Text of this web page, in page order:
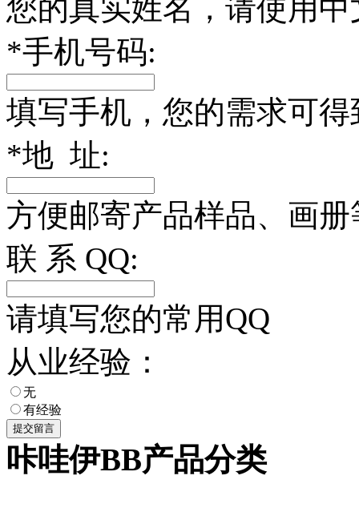
您的真实姓名，请使用中
*手机号码:
填写手机，您的需求可
*地 址:
方便邮寄产品样品、画
联 系 QQ:
请填写您的常用QQ
从业经验：
无
有经验
咔哇伊BB产品分类